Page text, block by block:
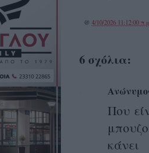
@ 4/10/2026 11:12:00
6 σχόλια:
Που